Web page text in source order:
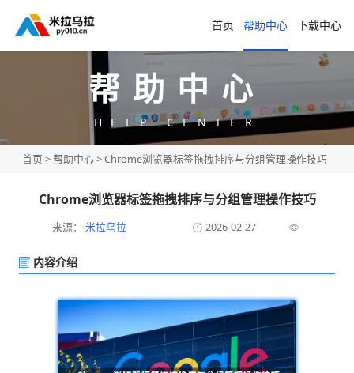
首页 帮助中心 下载中心
帮助中心
HELP CENTER
首页 >帮助中心> Chrome浏览器标签拖拽排序与分组管理操作技巧
Chrome浏览器标签拖拽排序与分组管理操作技巧
来源： 米拉乌拉 2026-02-27
内容介绍